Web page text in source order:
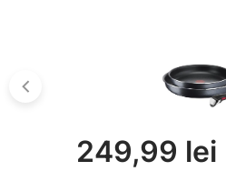
249,99 lei